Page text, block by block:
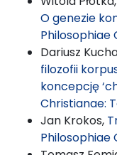
O genezie
Philosophiae
Dariusz
filozofii
koncepcję
Christianae:
Jan Krokos,
Philosophiae